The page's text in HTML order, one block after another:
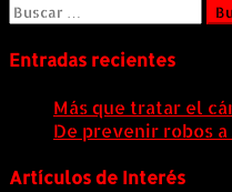
de
entradas
Buscar:
Entradas recientes
Más que tratar el
De prevenir robos
Artículos de Interés